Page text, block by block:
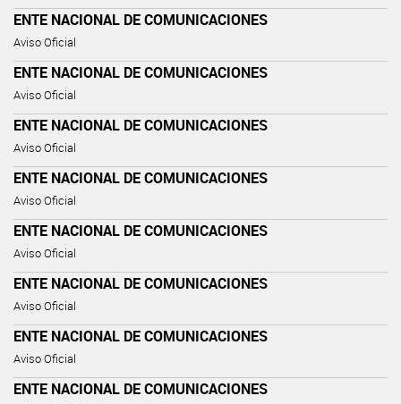
ENTE NACIONAL DE COMUNICACIONES
Aviso Oficial
ENTE NACIONAL DE COMUNICACIONES
Aviso Oficial
ENTE NACIONAL DE COMUNICACIONES
Aviso Oficial
ENTE NACIONAL DE COMUNICACIONES
Aviso Oficial
ENTE NACIONAL DE COMUNICACIONES
Aviso Oficial
ENTE NACIONAL DE COMUNICACIONES
Aviso Oficial
ENTE NACIONAL DE COMUNICACIONES
Aviso Oficial
ENTE NACIONAL DE COMUNICACIONES